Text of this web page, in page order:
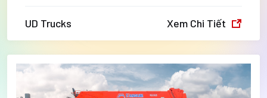
UD Trucks Xem Chi Tiết